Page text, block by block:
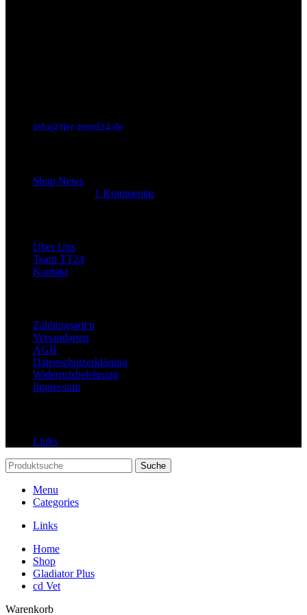
info@tier-trend24.de
Shop News
1 Kommentar
Über Uns
Team TT24
Kontakt
Zahlungsarten
Versandarten
AGB
Datenschutzerklärung
Widerrufsbelehrung
Impressum
Links
Suche
Menu
Categories
Links
Home
Shop
Gladiator Plus
cd Vet
Warenkorb